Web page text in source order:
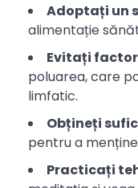
Adoptați un
alimentație
Evitați
poluarea, care
limfatic.
Obțineți
pentru a
Practicați